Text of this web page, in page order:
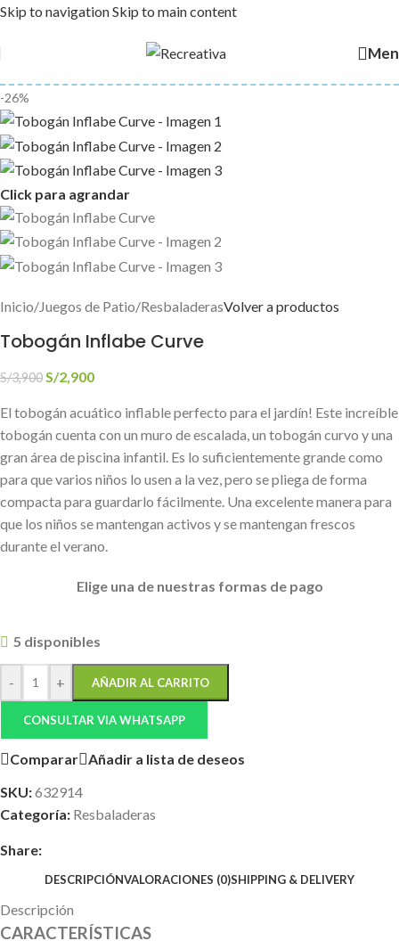
Skip to navigationSkip to main content
-26%
Click para agrandar
Inicio/Juegos de Patio/ResbaladerasVolver a productos
Tobogán Inflabe Curve
S/3,900 S/2,900
El tobogán acuático inflable perfecto para el jardín! Este increíble
tobogán cuenta con un muro de escalada, un tobogán curvo y una
gran área de piscina infantil. Es lo suficientemente grande como
para que varios niños lo usen a la vez, pero se pliega de forma
compacta para guardarlo fácilmente. Una excelente manera para
que los niños se mantengan activos y se mantengan frescos
durante el verano.
Elige una de nuestras formas de pago
5 disponibles
- + AÑADIR AL CARRITO
CONSULTAR VIA WHATSAPP
Comparar Añadir a lista de deseos
SKU:632914
Categoría: Resbaladeras
Share:
DESCRIPCIÓNVALORACIONES (0)SHIPPING & DELIVERY
Descripción
CARACTERÍSTICAS